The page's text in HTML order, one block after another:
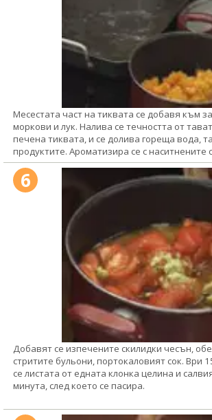
Месестата част на тиквата се добавя към
моркови и лук. Налива се течността от
печена тиквата, и се долива гореща вода,
продуктите. Ароматизира се с наситнените
6
Добавят се изпечените скилидки чесън,
стритите бульони, портокаловият сок. Ври
се листата от едната клонка целина и
минута, след което се пасира.